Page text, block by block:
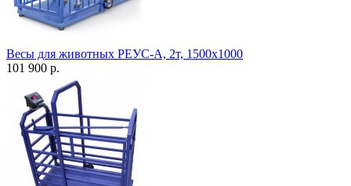
Весы для животных РЕУС-А, 2т, 1500х1000
101 900 р.